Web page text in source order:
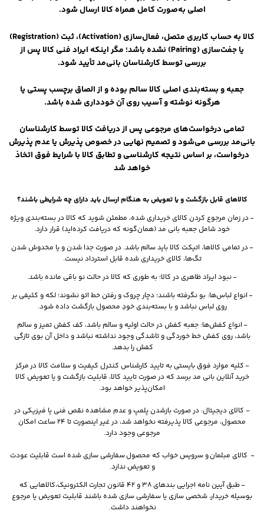
اصلی به‌صورت کامل همراه کالا ارسال شود.
کالا به حساب کاربری متصل، فعال‌سازی (Activation)، ثبت (Registration)
یا جفت‌سازی (Pairing) نشده باشد؛ مگر اینکه ایراد فنی کالا پس از
بررسی توسط کارشناسان بانی‌مد تأیید شود.
جعبه و بسته‌بندی اصلی کالا سالم بوده و از الصاق برچسب پستی یا
هرگونه نوشته و آسیب روی آن خودداری شده باشد.
تمامی درخواست‌های مرجوعی پس از دریافت کالا توسط کارشناسان
بانی‌مد بررسی می‌شود و تصمیم نهایی در خصوص پذیرش یا عدم پذیرش
درخواست، بر اساس نتیجه کارشناسی و تطابق کالا با شرایط فوق اتخاذ
خواهد شد
کالاهای قابل بازگشت و یا تعویض به هنگام ارسال باید دارای چه شرایطی باشند؟
- در زمان مرجوع کردن کالای خریداری شده، مطمئن شوید که کالا در بسته‌بندی ویژه
خود شامل جعبه بانی مد (همان‌گونه که دریافت کرده‌اید) قرار دارد.
- در تمامی کالاها، اتیکت کالا باید سالم باشد. در صورت جدا شدن و یا مخدوش شدن
تگ‌ها، کالای خریداری شده قابل استرداد نیست.
- نبود ایراد ظاهری در کالا؛ به طوری که کالا در حالت نو باقی مانده باشد.
- انواع لباس‌ها: بو نگرفته باشند؛ دچار چروک و رفتن خط اتو نشوند؛ لکه و کثیفی بر
روی لباس نباشد و با بسته‌بندی خودِ محصول بازگشت داده شود.
- انواع کفش‌ها: جعبه کفش در حالت اولیه و سالم باشد، کف کفش تمیز و سالم
باشد، روی کفش خط خوردگی و تاشدگی وجود نداشته نباشد و داخل آن بوی تازگی
کفش را بدهد.
- کلیه موارد فوق بایستی به تایید کارشناس کنترل کیفیت و سلامت کالا در مرکز
خرید آنلاین بانی مد برسد که در صورت تایید کالا، قابلیت بازگشت و یا تعویض کالا
امکان‌پذیر خواهد بود.
- کالای دیجیتال: در صورت بازشدن پلمپ و عدم مشاهده نقص فنی یا فیزیکی در
محصول، مرجوعی کالا پذیرفته نخواهد شد، در غیر اینصورت تا 24 ساعت امکان
مرجوعی وجود دارد.
- کالای مبلمان و سرویس خواب که محصولسفارشی سازی شده است قابلیت عودت
و تعویض ندارد.
-
طبق آیین نامه اجرایی بندهای 38 و 42 قانون تجارت الکترونیک،کالاهایی که
بوسیله خریدار، شخصی سازی یا سفارشی سازی شده باشند قابلیت تعویض یا مرجوع
نخواهند داشت.